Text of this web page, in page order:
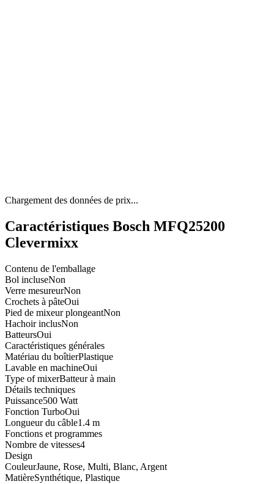
Chargement des données de prix...
Caractéristiques Bosch MFQ25200
Clevermixx
Contenu de l'emballage
Bol incluseNon
Verre mesureurNon
Crochets à pâteOui
Pied de mixeur plongeantNon
Hachoir inclusNon
BatteursOui
Caractéristiques générales
Matériau du boîtierPlastique
Lavable en machineOui
Type of mixerBatteur à main
Détails techniques
Puissance500 Watt
Fonction TurboOui
Longueur du câble1.4 m
Fonctions et programmes
Nombre de vitesses4
Design
CouleurJaune, Rose, Multi, Blanc, Argent
MatièreSynthétique, Plastique